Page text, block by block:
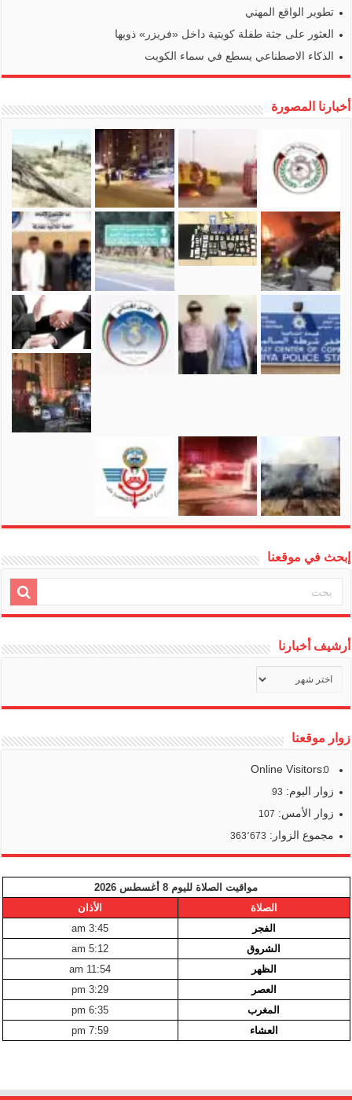
تطوير الواقع المهني
العثور على جثة طفلة كويتية داخل «فريزر» ذويها
الذكاء الاصطناعي يسطع في سماء الكويت
أخبارنا المصورة
إبحث في موقعنا
أرشيف أخبارنا
أخبارنا
زوار موقعنا
Online Visitors:
0
زوار اليوم: 93
زوار الأمس: 107
مجموع الزوار: 363٬673
مواقيت الصلاة لليوم 8 أغسطس 2026
الصلاة
الأذان
الفجر
3:45 am
الشروق
5:12 am
الظهر
11:54 am
العصر
3:29 pm
المغرب
6:35 pm
العشاء
7:59 pm